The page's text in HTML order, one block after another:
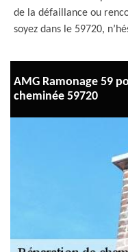
de la défaillance ou
soyez dans le 59720,
AMG Ramonage 59
cheminée 59720